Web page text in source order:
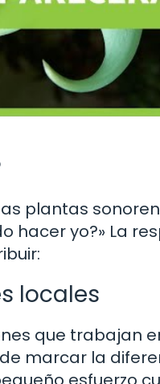
plantas
hacer yo?» La
locales
que trabajan
marcar la